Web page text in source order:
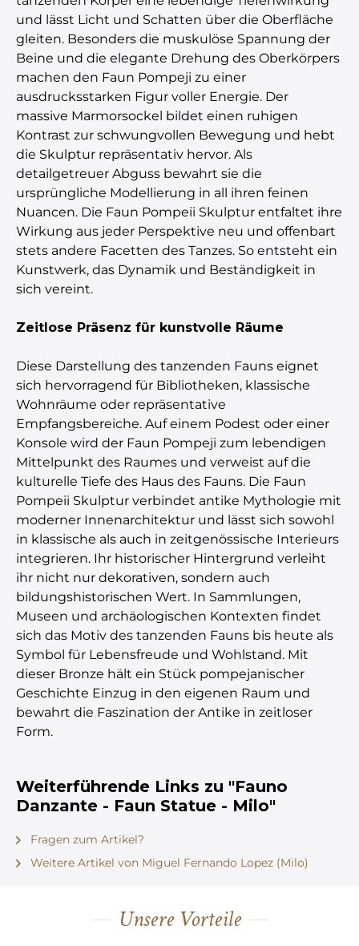
und lässt Licht und Schatten über die Oberfläche
gleiten. Besonders die muskulöse Spannung der
Beine und die elegante Drehung des Oberkörpers
machen den Faun Pompeji zu einer
ausdrucksstarken Figur voller Energie. Der
massive Marmorsockel bildet einen ruhigen
Kontrast zur schwungvollen Bewegung und hebt
die Skulptur repräsentativ hervor. Als
detailgetreuer Abguss bewahrt sie die
ursprüngliche Modellierung in all ihren feinen
Nuancen. Die Faun Pompeii Skulptur entfaltet ihre
Wirkung aus jeder Perspektive neu und offenbart
stets andere Facetten des Tanzes. So entsteht ein
Kunstwerk, das Dynamik und Beständigkeit in
sich vereint.
Zeitlose Präsenz für kunstvolle Räume
Diese Darstellung des tanzenden Fauns eignet
sich hervorragend für Bibliotheken, klassische
Wohnräume oder repräsentative
Empfangsbereiche. Auf einem Podest oder einer
Konsole wird der Faun Pompeji zum lebendigen
Mittelpunkt des Raumes und verweist auf die
kulturelle Tiefe des Haus des Fauns. Die Faun
Pompeii Skulptur verbindet antike Mythologie mit
moderner Innenarchitektur und lässt sich sowohl
in klassische als auch in zeitgenössische Interieurs
integrieren. Ihr historischer Hintergrund verleiht
ihr nicht nur dekorativen, sondern auch
bildungshistorischen Wert. In Sammlungen,
Museen und archäologischen Kontexten findet
sich das Motiv des tanzenden Fauns bis heute als
Symbol für Lebensfreude und Wohlstand. Mit
dieser Bronze hält ein Stück pompejanischer
Geschichte Einzug in den eigenen Raum und
bewahrt die Faszination der Antike in zeitloser
Form.
Weiterführende Links zu "Fauno
Danzante - Faun Statue - Milo"
Fragen zum Artikel?
Weitere Artikel von Miguel Fernando Lopez (Milo)
Unsere Vorteile